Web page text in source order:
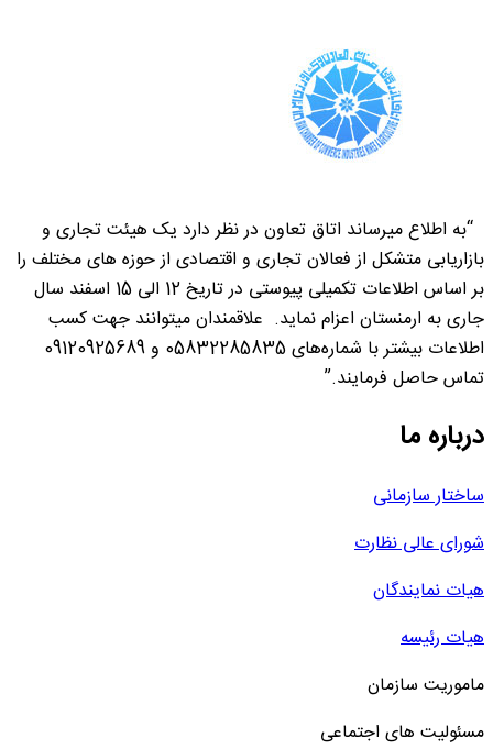
“به اطلاع میرساند اتاق تعاون در نظر دارد یک هیئت تجاری و
بازاریابی متشکل از فعالان تجاری و اقتصادی از حوزه های مختلف را
بر اساس اطلاعات تکمیلی پیوستی در تاریخ 12 الی 15 اسفند سال
جاری به ارمنستان اعزام نماید. علاقمندان میتوانند جهت کسب
اطلاعات بیشتر با شماره‌های 05832285835 و 09120925689
تماس حاصل فرمایند.”
درباره ما
ساختار سازمانی
شورای عالی نظارت
هیات نمایندگان
هیات رئیسه
ماموریت سازمان
مسئولیت های اجتماعی